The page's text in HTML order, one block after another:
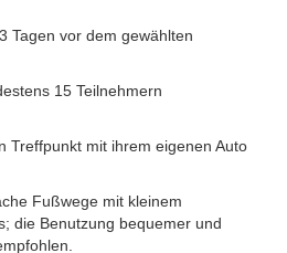
Tagen vor dem gewählten
15 Teilnehmern
Treffpunkt mit ihrem eigenen Auto
Fußwege mit kleinem
die Benutzung bequemer und